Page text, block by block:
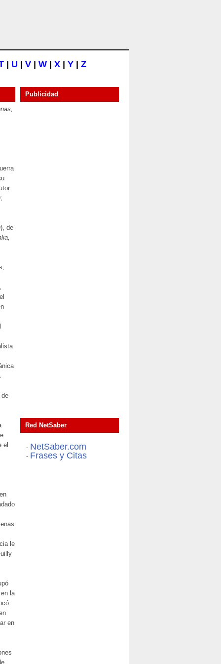
U V W X Y Z
de
de
el
le
la
en
Publicidad
Red NetSaber
- NetSaber.com
- Frases y Citas